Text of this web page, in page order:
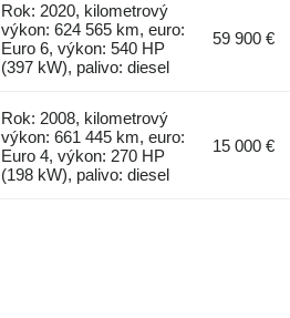
Rok: 2020, kilometrový
výkon: 624 565 km, euro:
Euro 6, výkon: 540 HP
(397 kW), palivo: diesel
59 900 €
Rok: 2008, kilometrový
výkon: 661 445 km, euro:
Euro 4, výkon: 270 HP
(198 kW), palivo: diesel
15 000 €